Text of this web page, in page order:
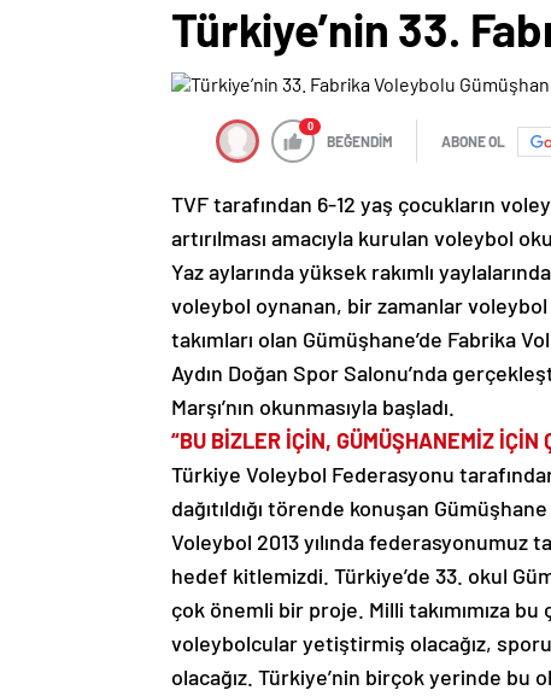
Türkiye’nin 33.
0
BEĞENDİM ABONE OL
TVF tarafından 6-12 yaş çocukların
artırılması amacıyla kurulan voleybol
Yaz aylarında yüksek rakımlı
voleybol oynanan, bir zamanlar
takımları olan Gümüşhane’de Fabrika
Aydın Doğan Spor Salonu’nda
Marşı’nın okunmasıyla başladı.
“BU BİZLER İÇİN, GÜMÜŞHANEMİZ İÇİN
Türkiye Voleybol Federasyonu
dağıtıldığı törende konuşan
Voleybol 2013 yılında federasyonumuz
hedef kitlemizdi. Türkiye’de 33. okul
çok önemli bir proje. Milli takımımıza bu
voleybolcular yetiştirmiş olacağız,
olacağız. Türkiye’nin birçok yerinde bu